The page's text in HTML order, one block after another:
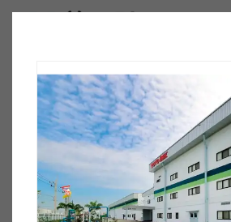
ホーム > 前田建設の実績
前田建設の